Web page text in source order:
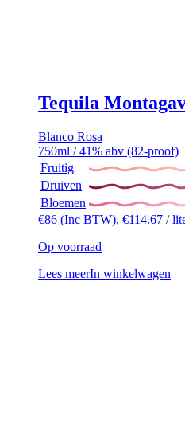
Tequila
Blanco Rosa
750ml / 41% abv (82-proof)
Fruitig
Druiven
Bloemen
€86 (Inc BTW), €114.67 /
Op voorraad
Lees meerIn winkelwagen